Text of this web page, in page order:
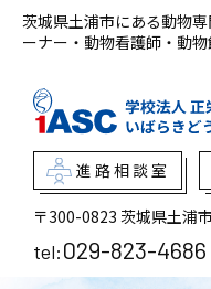
茨城県土浦市にある動物
ーナー・動物看護師・動
進路相談室
〒300-0823 茨城県土浦
tel:029-823-4686